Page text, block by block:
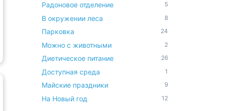
Радоновое отделение 5
В окружении леса 8
Парковка 24
Можно с животными 2
Диетическое питание 26
Доступная среда 1
Майские праздники 9
На Новый год 12